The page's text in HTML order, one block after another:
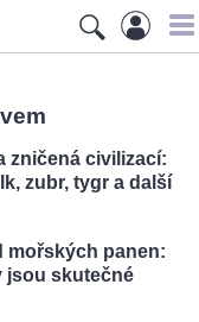
zničená civilizací:
zubr, tygr a další
mořských panen:
jsou skutečné